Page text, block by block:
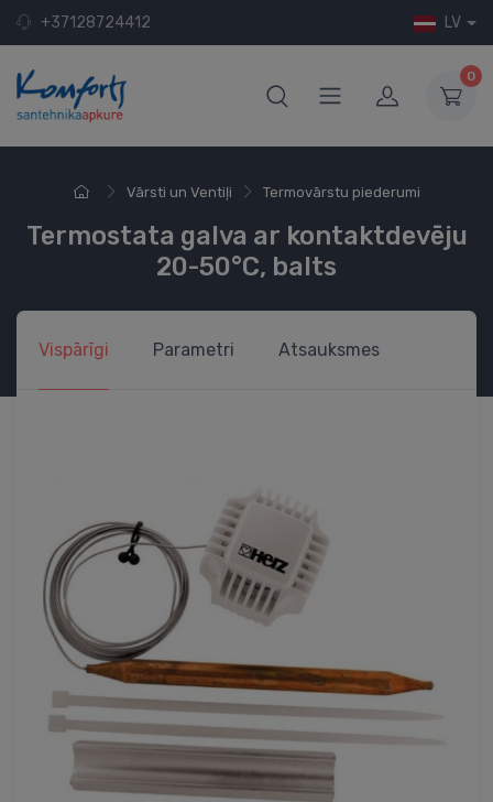
+37128724412 LV
0
Vārsti un Ventiļi Termovārstu piederumi
Termostata galva ar kontaktdevēju
20-50°C, balts
Vispārīgi Parametri Atsauksmes